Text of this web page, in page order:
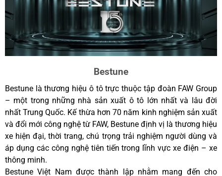
Bestune
Bestune là thương hiệu ô tô trực thuộc tập đoàn FAW Group
– một trong những nhà sản xuất ô tô lớn nhất và lâu đời
nhất Trung Quốc. Kế thừa hơn 70 năm kinh nghiệm sản xuất
và đổi mới công nghệ từ FAW, Bestune định vị là thương hiệu
xe hiện đại, thời trang, chú trọng trải nghiệm người dùng và
áp dụng các công nghệ tiên tiến trong lĩnh vực xe điện – xe
thông minh.
Bestune Việt Nam được thành lập nhằm mang đến cho